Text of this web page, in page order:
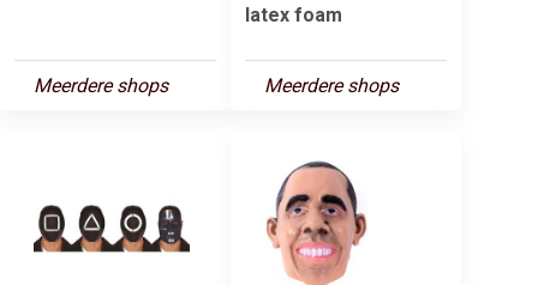
Meerdere shops
latex foam
Meerdere shops